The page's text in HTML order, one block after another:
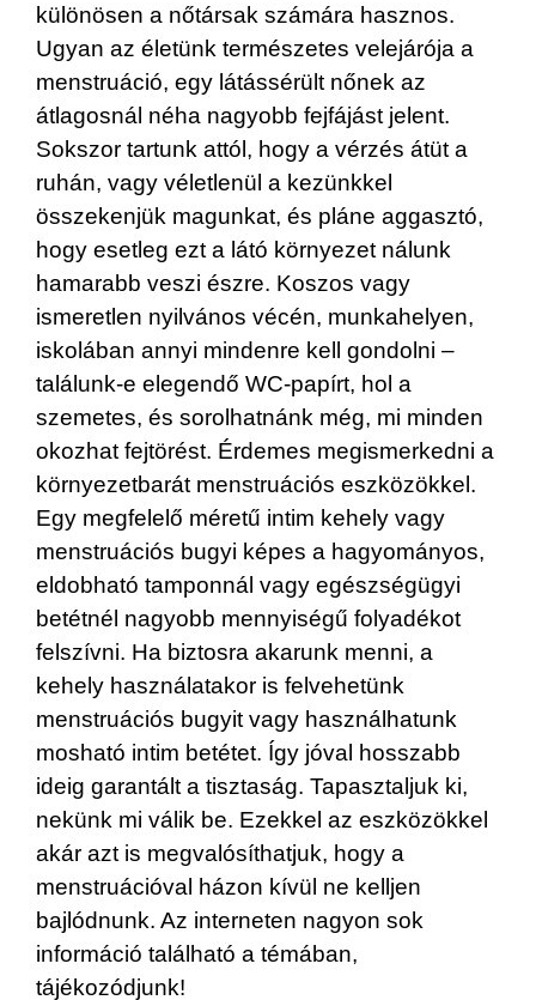
különösen a nőtársak számára hasznos.
Ugyan az életünk természetes velejárója a
menstruáció, egy látássérült nőnek az
átlagosnál néha nagyobb fejfájást jelent.
Sokszor tartunk attól, hogy a vérzés átüt a
ruhán, vagy véletlenül a kezünkkel
összekenjük magunkat, és pláne aggasztó,
hogy esetleg ezt a látó környezet nálunk
hamarabb veszi észre. Koszos vagy
ismeretlen nyilvános vécén, munkahelyen,
iskolában annyi mindenre kell gondolni –
találunk-e elegendő WC-papírt, hol a
szemetes, és sorolhatnánk még, mi minden
okozhat fejtörést. Érdemes megismerkedni a
környezetbarát menstruációs eszközökkel.
Egy megfelelő méretű intim kehely vagy
menstruációs bugyi képes a hagyományos,
eldobható tamponnál vagy egészségügyi
betétnél nagyobb mennyiségű folyadékot
felszívni. Ha biztosra akarunk menni, a
kehely használatakor is felvehetünk
menstruációs bugyit vagy használhatunk
mosható intim betétet. Így jóval hosszabb
ideig garantált a tisztaság. Tapasztaljuk ki,
nekünk mi válik be. Ezekkel az eszközökkel
akár azt is megvalósíthatjuk, hogy a
menstruációval házon kívül ne kelljen
bajlódnunk. Az interneten nagyon sok
információ található a témában,
tájékozódjunk!